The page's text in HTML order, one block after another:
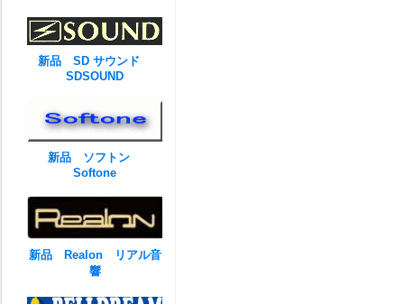
新品 SD サウンド
SDSOUND
新品 ソフトン
Softone
新品 Realon リアル音
響